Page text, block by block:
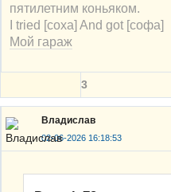
пятилетним коньяком.
I tried [соха] And got [софа]
Мой гараж
3
Владислав
02-06-2026 16:18:53